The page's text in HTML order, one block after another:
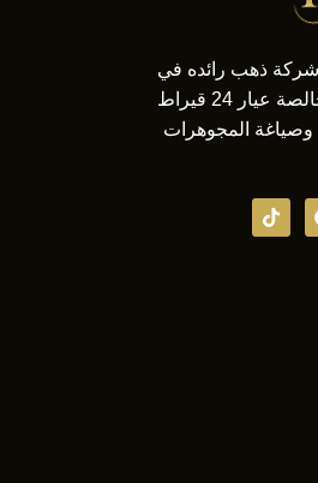
ذهب رائده في
صناعة سبائك الذهب الخالصة عيار 24 قيراط
جرام، وصياغة المجوهرات